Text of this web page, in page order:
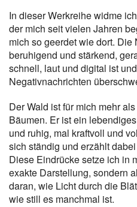
In dieser Werkreihe widme
der mich seit vielen Jahren
mich so geerdet wie dort. Die
beruhigend und stärkend,
schnell, laut und digital ist
Negativnachrichten
Der Wald ist für mich mehr
Bäumen. Er ist ein
und ruhig, mal kraftvoll und
sich ständig und erzählt
Diese Eindrücke setze ich in
exakte Darstellung, sondern
daran, wie Licht durch die
wie still es manchmal ist.